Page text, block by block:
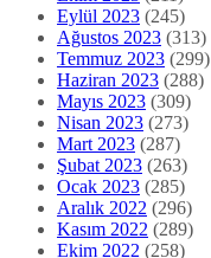
Eylül 2023 (245)
Ağustos 2023 (313)
Temmuz 2023 (299)
Haziran 2023 (288)
Mayıs 2023 (309)
Nisan 2023 (273)
Mart 2023 (287)
Şubat 2023 (263)
Ocak 2023 (285)
Aralık 2022 (296)
Kasım 2022 (289)
Ekim 2022 (258)